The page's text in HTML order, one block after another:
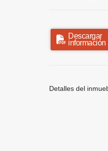
Descargar
información
Detalles del